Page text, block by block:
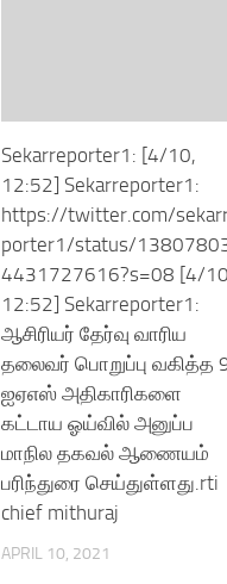
Sekarreporter1: [4/10,
12:52] Sekarreporter1:
https://twitter.com/
porter1/status/
4431727616?s=08 [4/
12:52] Sekarreporter1:
ஆசிரியர் தேர்வு வாரிய
தலைவர் பொறுப்பு வகித்த
ஐஏஎஸ் அதிகாரிகளை
கட்டாய ஓய்வில் அனுப்ப
மாநில தகவல் ஆணையம்
பரிந்துரை செய்துள்ளது.rti
chief mithuraj
APRIL 10, 2021